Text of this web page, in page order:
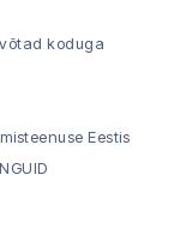
koduga
Eestis